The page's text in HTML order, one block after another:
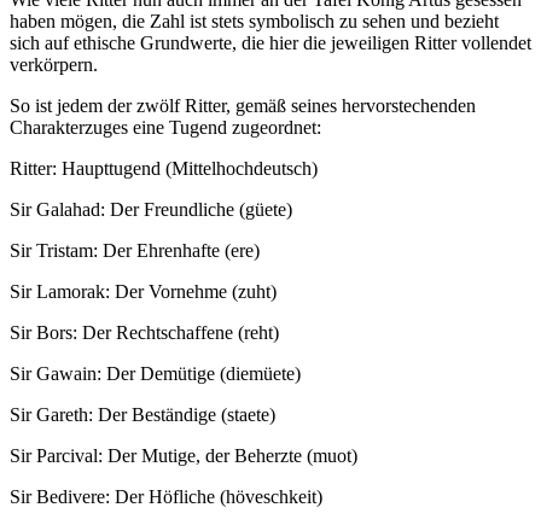
haben mögen, die Zahl ist stets symbolisch zu sehen und bezieht
sich auf ethische Grundwerte, die hier die jeweiligen Ritter vollendet
verkörpern.
So ist jedem der zwölf Ritter, gemäß seines hervorstechenden
Charakterzuges eine Tugend zugeordnet:
Ritter: Haupttugend (Mittelhochdeutsch)
Sir Galahad: Der Freundliche (güete)
Sir Tristam: Der Ehrenhafte (ere)
Sir Lamorak: Der Vornehme (zuht)
Sir Bors: Der Rechtschaffene (reht)
Sir Gawain: Der Demütige (diemüete)
Sir Gareth: Der Beständige (staete)
Sir Parcival: Der Mutige, der Beherzte (muot)
Sir Bedivere: Der Höfliche (höveschkeit)